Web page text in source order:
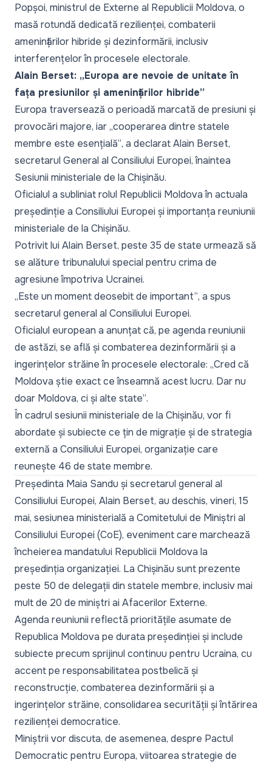
Popșoi, ministrul de Externe al Republicii Moldova, o
masă rotundă dedicată rezilienței, combaterii
amenințărilor hibride și dezinformării, inclusiv
interferențelor în procesele electorale.
Alain Berset: „Europa are nevoie de unitate în
fața presiunilor și amenințărilor hibride”
Europa traversează o perioadă marcată de presiuni și
provocări majore, iar„cooperarea dintre statele
membre este esențială”, a declarat Alain Berset,
secretarul General al Consiliului Europei, înaintea
Sesiunii ministeriale de la Chișinău.
Oficialul a subliniat rolul Republicii Moldova în actuala
președinție a Consiliului Europei și importanța reuniunii
ministeriale de la Chișinău.
Potrivit lui Alain Berset, peste 35 de state urmează să
se alăture tribunalului special pentru crima de
agresiune împotriva Ucrainei.
„Este un moment deosebit de important”, a spus
secretarul general al Consiliului Europei.
Oficialul european a anunțat că, pe agenda reuniunii
de astăzi, se află și combaterea dezinformării și a
ingerințelor străine în procesele electorale: „Cred că
Moldova știe exact ce înseamnă acest lucru. Dar nu
doar Moldova, ci și alte state”.
În cadrul sesiunii ministeriale de la Chișinău, vor fi
abordate și subiecte ce țin de migrație și de strategia
externă a Consiliului Europei, organizație care
reunește 46 de state membre.
Președinta Maia Sandu și secretarul general al
Consiliului Europei, Alain Berset, au deschis, vineri, 15
mai, sesiunea ministerială a Comitetului de Miniștri al
Consiliului Europei (CoE), eveniment care marchează
încheierea mandatului Republicii Moldova la
președinția organizației. La Chișinău sunt prezente
peste 50 de delegații din statele membre, inclusiv mai
mult de 20 de miniștri ai Afacerilor Externe.
Agenda reuniunii reflectă prioritățile asumate de
Republica Moldova pe durata președinției și include
subiecte precum sprijinul continuu pentru Ucraina, cu
accent pe responsabilitatea postbelică și
reconstrucție, combaterea dezinformării și a
ingerințelor străine, consolidarea securității și întărirea
rezilienței democratice.
Miniștrii vor discuta, de asemenea, despre Pactul
Democratic pentru Europa, viitoarea strategie de